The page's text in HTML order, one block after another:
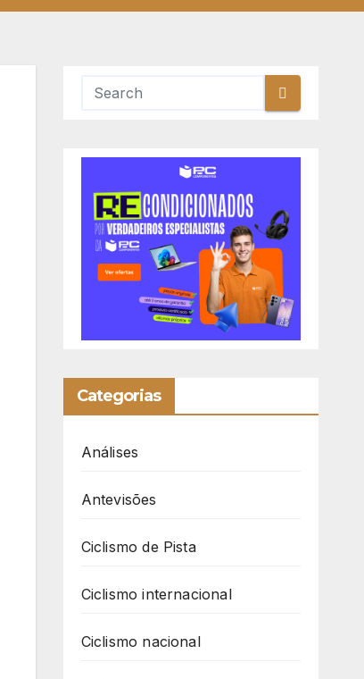
Categorias
Análises
Antevisões
Ciclismo de Pista
Ciclismo internacional
Ciclismo nacional